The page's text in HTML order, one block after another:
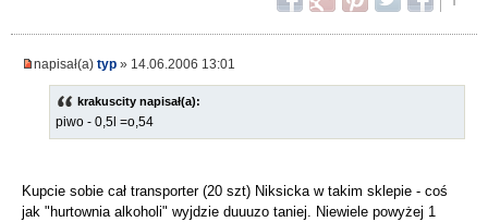
napisał(a) typ » 14.06.2006 13:01
krakuscity napisał(a):
piwo - 0,5l =o,54
Kupcie sobie cał transporter (20 szt) Niksicka w takim sklepie - coś
jak "hurtownia alkoholi" wyjdzie duuuzo taniej. Niewiele powyżej 1